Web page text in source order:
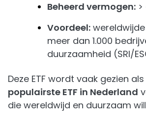
Beheerd vermogen:
Voordeel:
meer dan 1.000
duurzaamheid (SRI/
Deze ETF wordt vaak gezien als
populairste ETF in Nederland
die wereldwijd en duurzaam